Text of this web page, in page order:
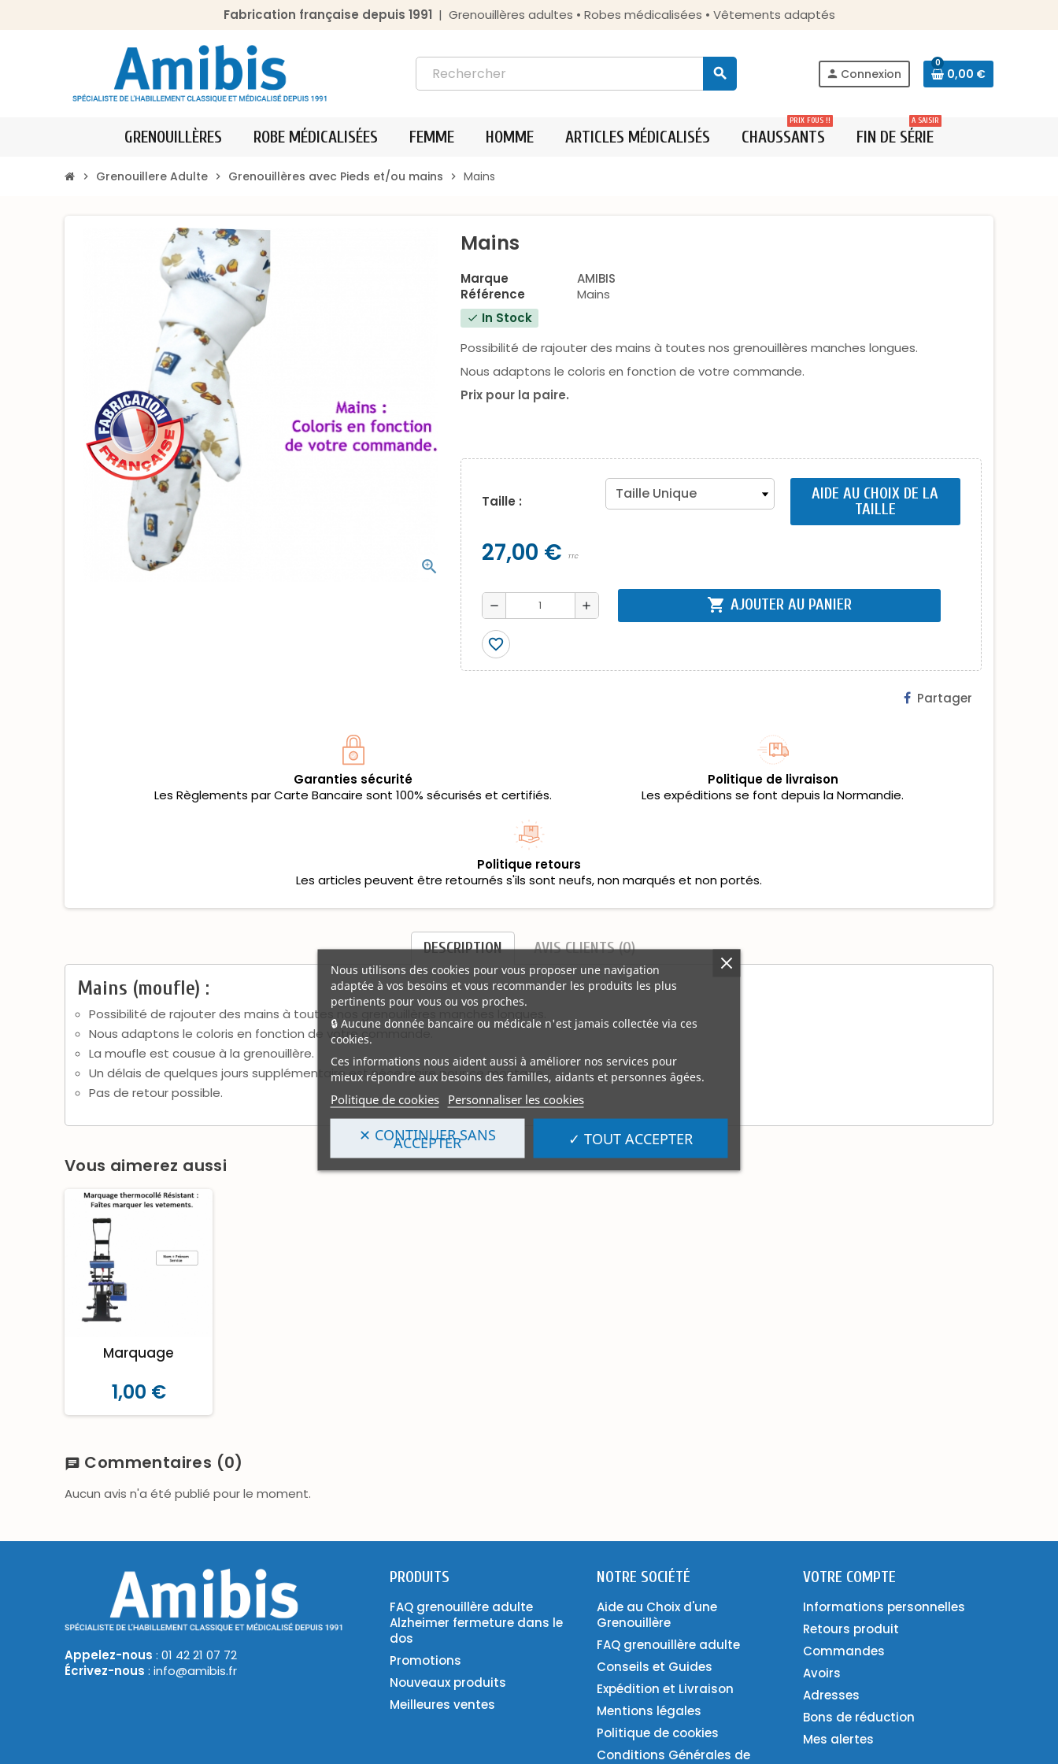
Fabrication française depuis 1991 | Grenouillères adultes • Robes médicalisées • Vêtements adaptés
search person Connexion
0
0,00 €
GRENOUILLÈRES ROBE MÉDICALISÉES FEMME HOMME ARTICLES MÉDICALISÉS CHAUSSANTS
PRIX FOUS !!
FIN DE SÉRIE
A SAISIR
chevron_right Grenouillere Adulte chevron_right Grenouillères avec Pieds et/ou mains chevron_right Mains
zoom_in
Mains
Marque
AMIBIS
Référence
Mains
check In Stock
Possibilité de rajouter des mains à toutes nos grenouillères manches longues.
Nous adaptons le coloris en fonction de votre commande.
Prix pour la paire.
Taille :
AIDE AU CHOIX DE LA
TAILLE
27,00 € TTC
remove add shopping_cart AJOUTER AU PANIER
favorite_border
Partager
Garanties sécurité
Les Règlements par Carte Bancaire sont 100% sécurisés et certifiés.
Politique de livraison
Les expéditions se font depuis la Normandie.
Politique retours
Les articles peuvent être retournés s'ils sont neufs, non marqués et non portés.
DESCRIPTION AVIS CLIENTS (0)
Mains (moufle) :
Possibilité de rajouter des mains à toutes nos grenouillères manches longues.
Nous adaptons le coloris en fonction de votre commande.
La moufle est cousue à la grenouillère.
Un délais de quelques jours supplémentaire est nécessaire pour ce montage.
Pas de retour possible.
Vous aimerez aussi
Marquage
1,00 €
chat Commentaires (0)
Aucun avis n'a été publié pour le moment.
Appelez-nous : 01 42 21 07 72
Écrivez-nous : info@amibis.fr
PRODUITS
FAQ grenouillère adulte
Alzheimer fermeture dans le
dos
Promotions
Nouveaux produits
Meilleures ventes
NOTRE SOCIÉTÉ
Aide au Choix d'une
Grenouillère
FAQ grenouillère adulte
Conseils et Guides
Expédition et Livraison
Mentions légales
Politique de cookies
Conditions Générales de
VOTRE COMPTE
Informations personnelles
Retours produit
Commandes
Avoirs
Adresses
Bons de réduction
Mes alertes
Nous utilisons des cookies pour vous proposer une navigation
adaptée à vos besoins et vous recommander les produits les plus
pertinents pour vous ou vos proches.
🔒 Aucune donnée bancaire ou médicale n'est jamais collectée via ces
cookies.
Ces informations nous aident aussi à améliorer nos services pour
mieux répondre aux besoins des familles, aidants et personnes âgées.
Politique de cookies Personnaliser les cookies
✕ CONTINUER SANS
ACCEPTER ✓ TOUT ACCEPTER